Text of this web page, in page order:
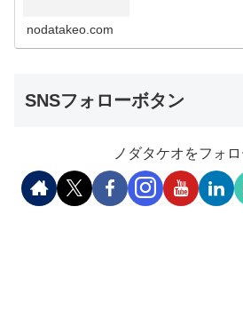
nodatakeo.com
SNSフォローボタン
ノダタケオをフォ